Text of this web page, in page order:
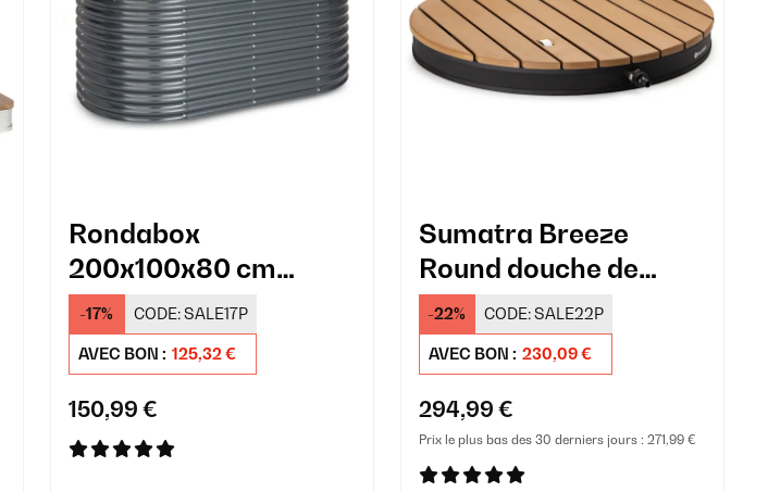
Rondabox
200x100x80 cm
Carré potager
Anthracite
-17% CODE:SALE17P
AVEC BON : 125,32 €
150,99 €
Sumatra Breeze
Round douche de
jardin
-22% CODE:SALE22P
AVEC BON : 230,09 €
294,99 €
Prix le plus bas des 30 derniers jours : 271,99 €